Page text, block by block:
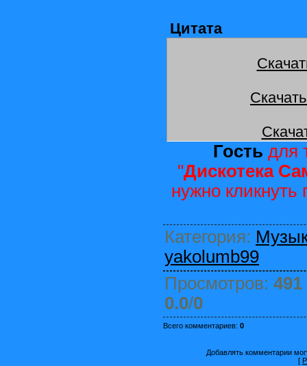
Цитата
Гость для
"Дискотека
нужно
Категория:
yakolumb99
Просмотров: 491
0.0/0
Всего комментариев: 0
Добавлять комментарии
[